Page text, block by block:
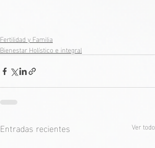
Fertilidad y Familia
Bienestar Holístico e integral
Entradas recientes Ver todo